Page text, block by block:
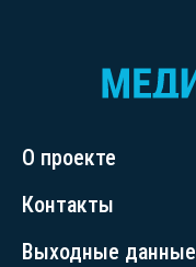
О проекте
Контакты
Выходные данные